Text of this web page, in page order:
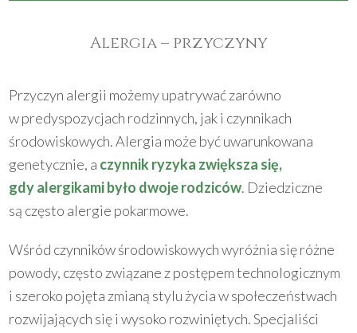
Alergia – przyczyny
Przyczyn alergii możemy upatrywać zarówno
w predyspozycjach rodzinnych, jak i czynnikach
środowiskowych. Alergia może być uwarunkowana
genetycznie, a czynnik ryzyka zwiększa się,
gdy alergikami było dwoje rodziców. Dziedziczne
są często alergie pokarmowe.
Wśród czynników środowiskowych wyróżnia się różne
powody, często związane z postępem technologicznym
i szeroko pojęta zmianą stylu życia w społeczeństwach
rozwijających się i wysoko rozwiniętych. Specjaliści